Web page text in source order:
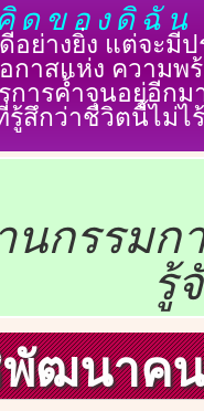
ดของดิฉัน
ย่างยิ่ง แต่จะมี
กาสแห่ง ความ
การค้ำจุนอยู่อีก
รู้สึกว่าชีวิตนี้ไม่
นกรรม
รู้
ฒนาค